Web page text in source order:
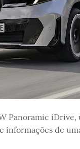
Panoramic
de